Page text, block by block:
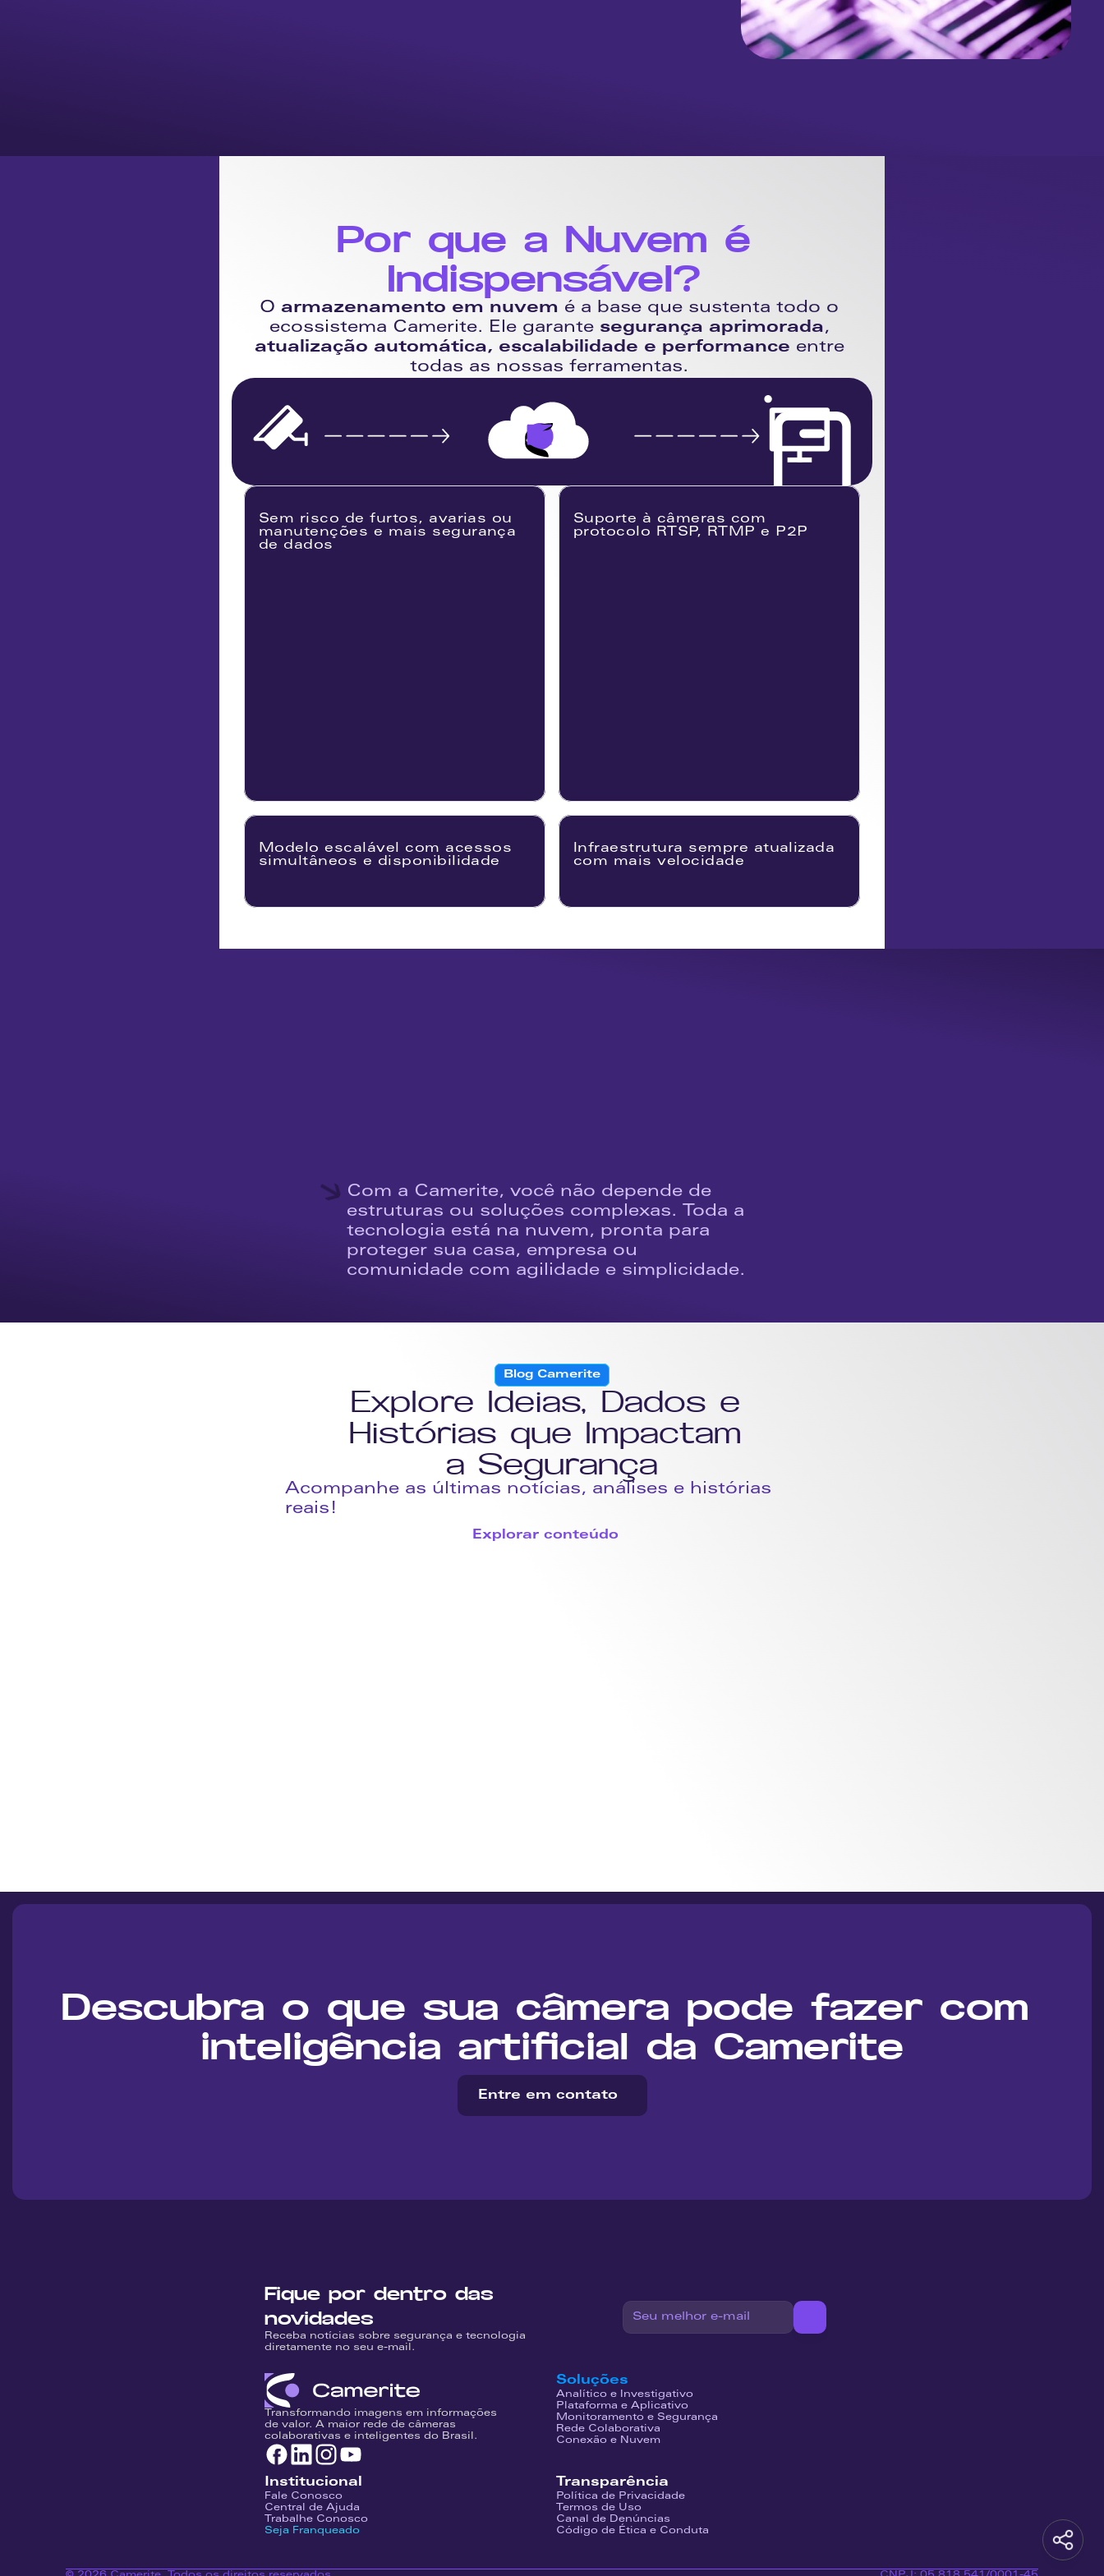
Por que a Nuvem é
Indispensável?
O armazenamento em nuvem é a base que sustenta todo o
ecossistema Camerite. Ele garante segurança aprimorada
atualização automática, escalabilidade e performance entre
todas as nossas ferramentas.
Sem risco de furtos, avarias ou
manutenções e mais segurança
de dados
Suporte à câmeras com
protocolo RTSP, RTMP e P2P
Modelo escalável com acessos
simultâneos e disponibilidade
Infraestrutura sempre atualizada
com mais velocidade
Com a Camerite, você não depende de
estruturas ou soluções complexas. Toda a
tecnologia está na nuvem, pronta para
proteger sua casa, empresa ou
comunidade com agilidade e simplicidade.
Blog Camerite
Explore Ideias, Dados e
Histórias que Impactam
a Segurança
Acompanhe as últimas notícias, análises e histórias
reais!
Explorar conteúdo
Descubra o que sua câmera pode fazer com
inteligência artificial da Camerite
Entre em contato
Fique por dentro das
novidades
Receba notícias sobre segurança e tecnologia
diretamente no seu e-mail.
Transformando imagens em informações
de valor. A maior rede de câmeras
colaborativas e inteligentes do Brasil.
Soluções
Analítico e Investigativo
Plataforma e Aplicativo
Monitoramento e Segurança
Rede Colaborativa
Conexão e Nuvem
Institucional
Fale Conosco
Central de Ajuda
Trabalhe Conosco
Seja Franqueado
Transparência
Política de Privacidade
Termos de Uso
Canal de Denúncias
Código de Ética e Conduta